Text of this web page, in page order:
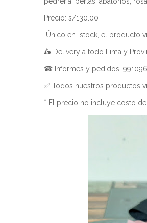
Precio: s/130.00
Único en stock, el producto
🛵 Delivery a todo Lima y
☎ Informes y pedidos:
✅ Todos nuestros productos
* El precio no incluye costo